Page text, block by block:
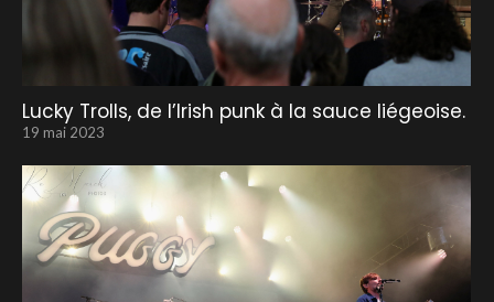
Lucky Trolls, de l’Irish punk à la sauce liégeoise.
19 mai 2023